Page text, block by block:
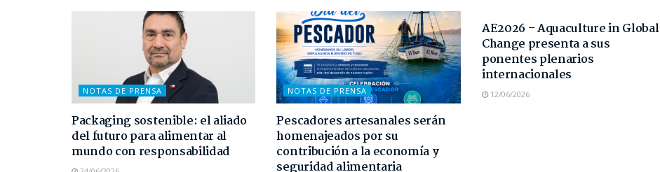
NOTAS DE PRENSA
Packaging sostenible: el aliado
del futuro para alimentar al
mundo con responsabilidad
NOTAS DE PRENSA
Pescadores artesanales serán
homenajeados por su
contribución a la economía y
seguridad alimentaria
AE2026 – Aquaculture in Global
Change presenta a sus
ponentes plenarios
internacionales
12/06/2026